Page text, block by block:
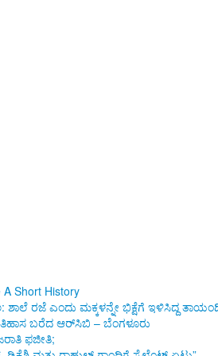
Short History
ರಜೆ ಎಂದು ಮಕ್ಕಳನ್ನೇ ಭಿಕ್ಷೆಗೆ ಇಳಿಸಿದ್ದ
ಬರೆದ ಆರ್‌ಸಿಬಿ – ಬೆಂಗಳೂರು
ಫಜೀತಿ;